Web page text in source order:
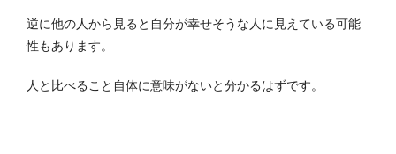
逆に他の人から見ると自分が幸せそうな人に見えている可能
性もあります。
人と比べること自体に意味がないと分かるはずです。